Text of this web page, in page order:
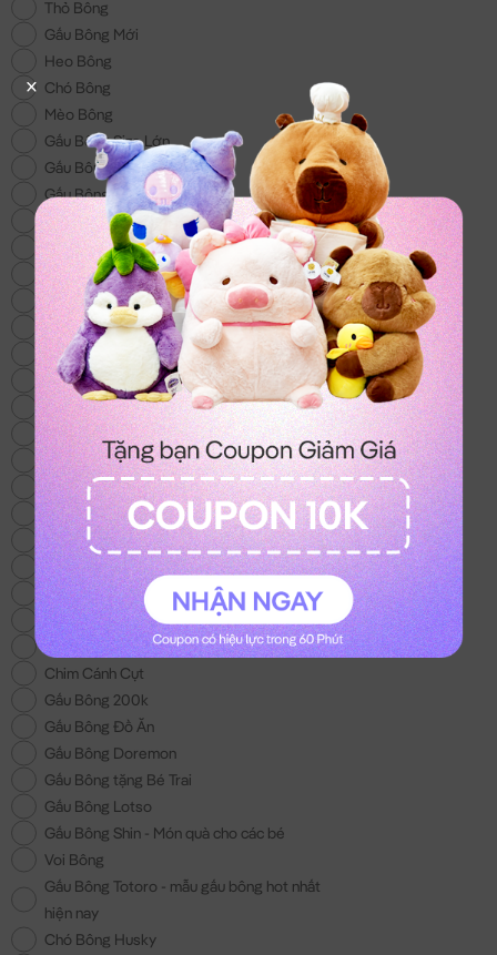
Thỏ Bông
Gấu Bông Mới
Heo Bông
Chó Bông
Mèo Bông
Gấu Bông Size Lớn
Gấu Bông 100k
Gấu Bông Áo Len
Chuột Bông Capybara
Gấu Bông Noel
Gấu Bông tặng Bé Gái
Khuyến Mãi
Gấu Bông Tình Yêu
Trái Cây Bông
Gối Chữ U
Gấu Bông Stitch
Gấu Bông To
Vịt Bông
Cừu Bông
Gấu Bông Khủng Long
Gấu Bông Tốt Nghiệp
Gấu Brown
Gấu Bông Unicorn
Gấu Bông Hello Kitty
Gấu Bông Lena
Chim Cánh Cụt
Gấu Bông 200k
Gấu Bông Đồ Ăn
Gấu Bông Doremon
Gấu Bông tặng Bé Trai
Gấu Bông Lotso
Gấu Bông Shin - Món quà cho các bé
Voi Bông
Gấu Bông Totoro - mẫu gấu bông hot nhất
hiện nay
Chó Bông Husky